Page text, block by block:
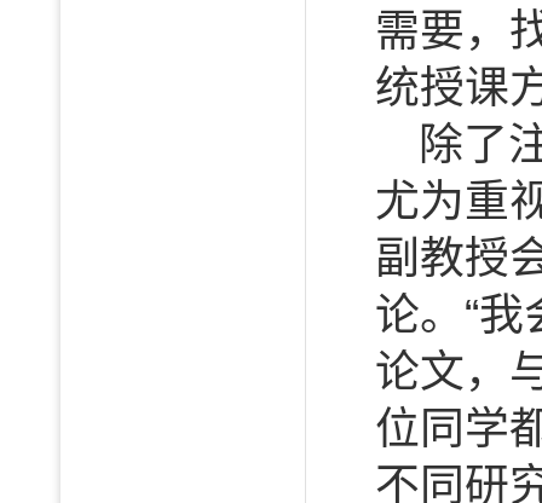
需要，
统授课
除了
尤为重
副教授
论。“
论文，
位同学
不同研